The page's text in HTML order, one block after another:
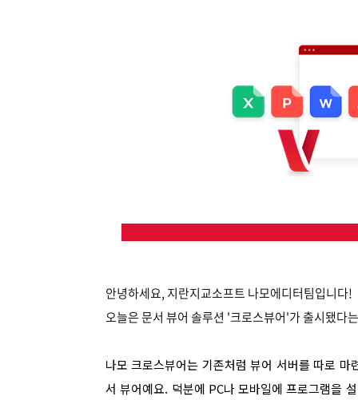
안녕하세요, 지란지교소프트 나모에디터팀입니다!
오늘은 문서 뷰어 솔루션 '크로스뷰어'가 출시됐다
나모 크로스뷰어는 기존처럼 뷰어 서버를 따로
서 뷰어예요. 덕분에 PC나 모바일에 프로그램을